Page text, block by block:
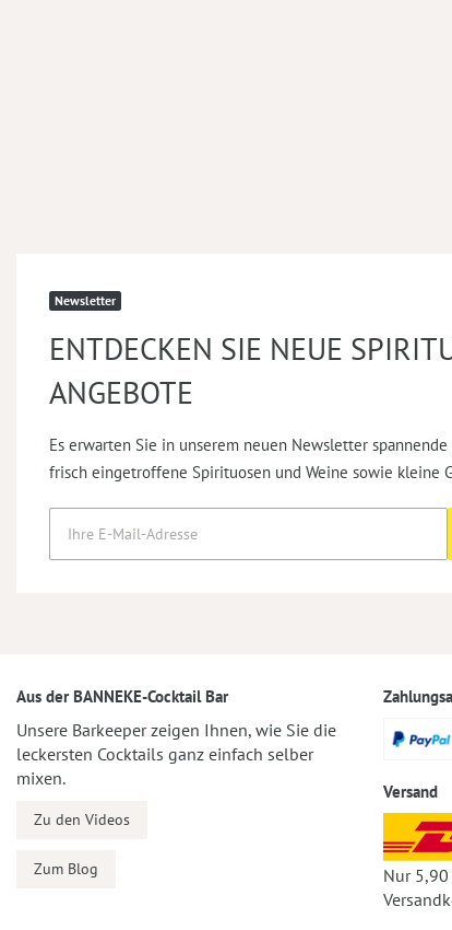
Newsletter
ENTDECKEN SIE NEUE
ANGEBOTE
Es erwarten Sie in unserem neuen Newsletter spannende
frisch eingetroffene Spirituosen und Weine sowie kleine
Aus der BANNEKE-Cocktail Bar
Unsere Barkeeper zeigen Ihnen, wie Sie die
leckersten Cocktails ganz einfach selber
mixen.
Zu den Videos
Zum Blog
Versand
Nur